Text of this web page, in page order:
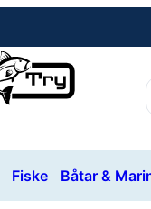
Fiske Båtar &